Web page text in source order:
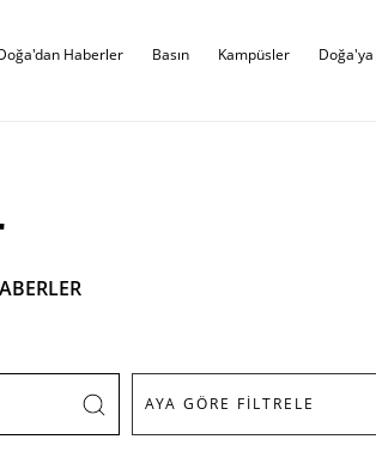
Haberler Basın Kampüsler Doğa'ya